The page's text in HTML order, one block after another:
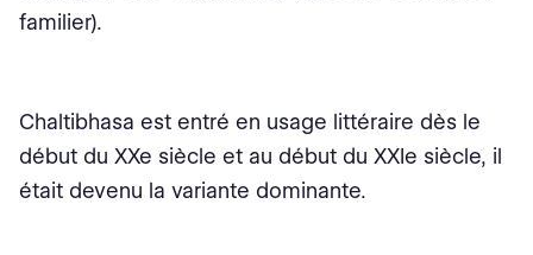
familier).
Chaltibhasa est entré en usage littéraire dès le
début du XXe siècle et au début du XXIe siècle, il
était devenu la variante dominante.